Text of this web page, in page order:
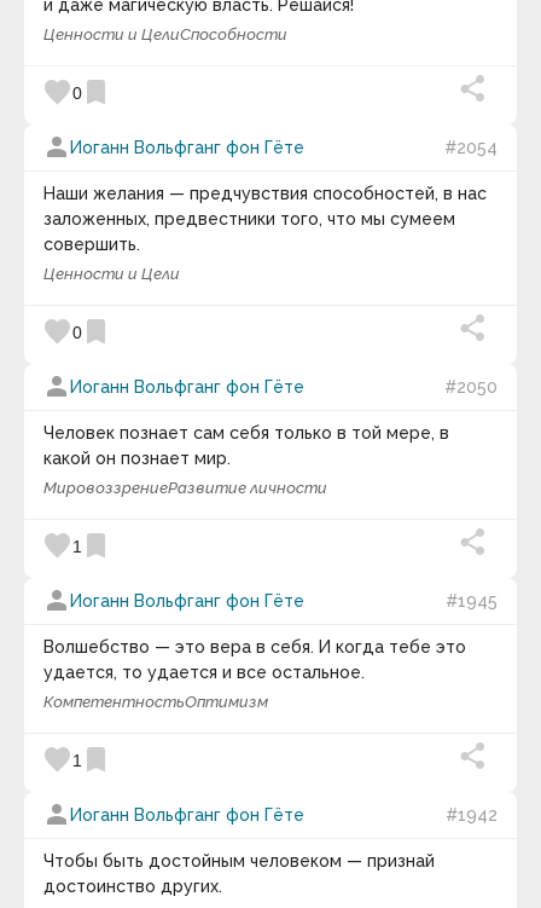
Билл Уоттерсон
Билли Уайлдер
Бо Беннет
Боб Марли
Боб Парсонс
Борис Акунин
Борис Евгеньевич Штерн
Борис Михайлович Теплов
Борис Натанович Стругацкий
Борис Юрьевич Кригер
Брайан Трейси
Брэд Пейсли
Брюс Ли
Будда
Букер Талиафер
Вазовская И.Н.
Вайзер Татьяна Владиславовна
Валентина-Софи
Валерий Александрович Куринский
Василий Осипович Ключевский
Василий Сухомлинский
Вашингтон Ирвинг
Венедикт Ерофеев
Вера Павлова
Вернер Гайзенберг
Веслав Брудзиньский
Вивьен Ли
Виген Оганян
Викентий Викентьевич Вересаев
Викрамачарита
Виктор Амбарцумян
и даже магическую власть. Решайся!
Ценности и ЦелиСпособности
favorite0 bookmark
person Иоганн Вольфганг фон Гёте #2054
Наши желания — предчувствия способностей, в нас
заложенных, предвестники того, что мы сумеем
совершить.
Ценности и Цели
favorite0 bookmark
person Иоганн Вольфганг фон Гёте #2050
Человек познает сам себя только в той мере, в
какой он познает мир.
МировоззрениеРазвитие личности
favorite1 bookmark
person Иоганн Вольфганг фон Гёте #1945
Волшебство — это вера в себя. И когда тебе это
удается, то удается и все остальное.
КомпетентностьОптимизм
favorite1 bookmark
person Иоганн Вольфганг фон Гёте #1942
Чтобы быть достойным человеком — признай
достоинство других.